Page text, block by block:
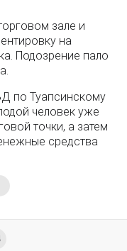
зале и
на
Подозрение пало
по Туапсинскому
человек уже
точки, а затем
средства